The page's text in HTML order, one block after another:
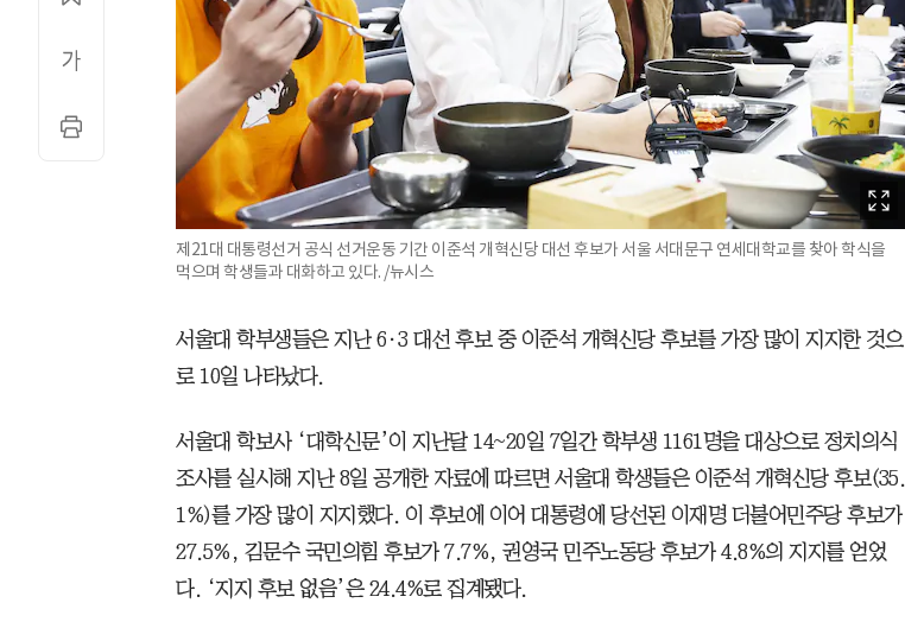
제21대 대통령선거 공식 선거운동 기간 이준석 개혁신당 대선 후보가 서울 서대문구 연세대학교를 찾아 학식을
먹으며 학생들과 대화하고 있다. /뉴시스
서울대 학부생들은 지난 6·3 대선 후보 중 이준석 개혁신당 후보를 가장 많이 지지한 것으
로 10일 나타났다.
서울대 학보사 ‘대학신문’이 지난달 14~20일 7일간 학부생 1161명을 대상으로 정치의식
조사를 실시해 지난 8일 공개한 자료에 따르면 서울대 학생들은 이준석 개혁신당 후보(35.
1%)를 가장 많이 지지했다. 이 후보에 이어 대통령에 당선된 이재명 더불어민주당 후보가
27.5%, 김문수 국민의힘 후보가 7.7%, 권영국 민주노동당 후보가 4.8%의 지지를 얻었
다. ‘지지 후보 없음’은 24.4%로 집계됐다.